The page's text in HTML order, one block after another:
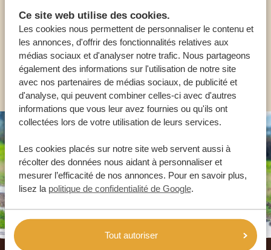
Ce site web utilise des cookies.
Les cookies nous permettent de personnaliser le contenu et
les annonces, d'offrir des fonctionnalités relatives aux
médias sociaux et d'analyser notre trafic. Nous partageons
également des informations sur l'utilisation de notre site
avec nos partenaires de médias sociaux, de publicité et
d'analyse, qui peuvent combiner celles-ci avec d'autres
informations que vous leur avez fournies ou qu'ils ont
collectées lors de votre utilisation de leurs services.
Les cookies placés sur notre site web servent aussi à
récolter des données nous aidant à personnaliser et
mesurer l’efficacité de nos annonces. Pour en savoir plus,
lisez la politique de confidentialité de Google.
Tout autoriser
FR:+33 2 57 88 00 88
AUTRES PAYS
Footer